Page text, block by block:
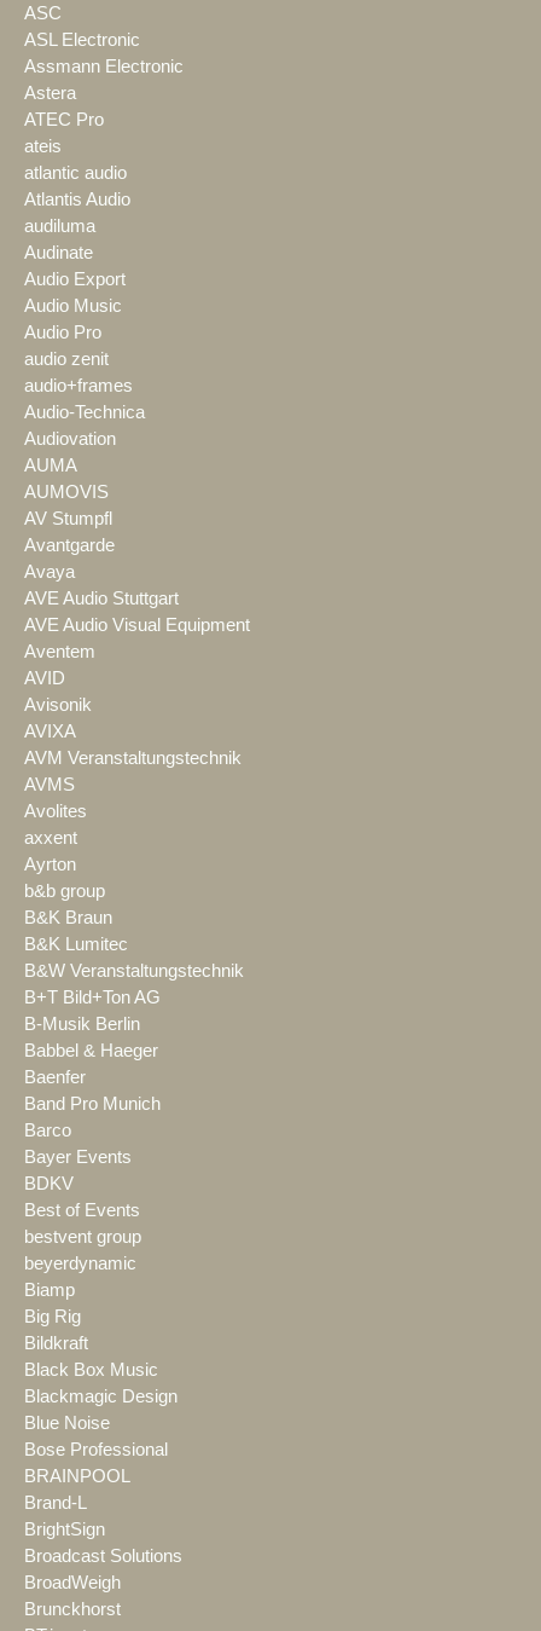
ASC
ASL Electronic
Assmann Electronic
Astera
ATEC Pro
ateis
atlantic audio
Atlantis Audio
audiluma
Audinate
Audio Export
Audio Music
Audio Pro
audio zenit
audio+frames
Audio-Technica
Audiovation
AUMA
AUMOVIS
AV Stumpfl
Avantgarde
Avaya
AVE Audio Stuttgart
AVE Audio Visual Equipment
Aventem
AVID
Avisonik
AVIXA
AVM Veranstaltungstechnik
AVMS
Avolites
axxent
Ayrton
b&b group
B&K Braun
B&K Lumitec
B&W Veranstaltungstechnik
B+T Bild+Ton AG
B-Musik Berlin
Babbel & Haeger
Baenfer
Band Pro Munich
Barco
Bayer Events
BDKV
Best of Events
bestvent group
beyerdynamic
Biamp
Big Rig
Bildkraft
Black Box Music
Blackmagic Design
Blue Noise
Bose Professional
BRAINPOOL
Brand-L
BrightSign
Broadcast Solutions
BroadWeigh
Brunckhorst